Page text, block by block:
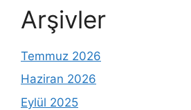
Arşivler
Temmuz 2026
Haziran 2026
Eylül 2025